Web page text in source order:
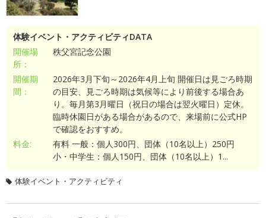
体験イベント・アクティビティDATA
開催場
所：
秩父宮記念公園
開催期
間：
2026年3月下旬～2026年4月上旬 開催日は見ごろ時期
の目安、見ごろ時期は気候等により前後する場合あ
り。毎月第3月曜日（祝日の場合は翌火曜日）定休。
臨時休園日がある場合があるので、来場前に公式HP
で確認をおすすめ。
料金:
有料 一般：個人300円、団体（10名以上）250円
小・中学生：個人150円、団体（10名以上）1...
体験イベント・アクティビティ